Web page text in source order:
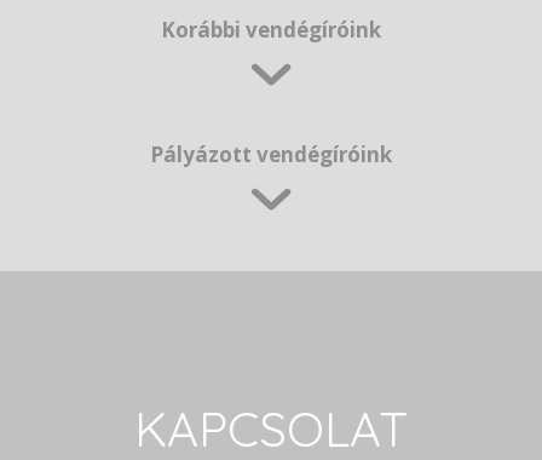
Korábbi vendégíróink
Pályázott vendégíróink
KAPCSOLAT